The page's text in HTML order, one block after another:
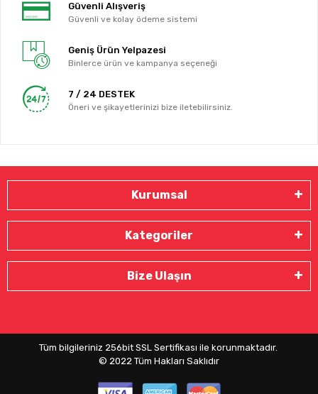
Güvenli Alışveriş
Güvenli ve kolay ödeme sistemi
Geniş Ürün Yelpazesi
Binlerce ürün ve kampanya seçeneği
7 / 24 DESTEK
Öneri ve şikayetlerinizi bize iletebilirsiniz.
Kurumsal
Kategoriler
Bize Ulaşın
Tüm bilgileriniz 256bit SSL Sertifikası ile korunmaktadır.
© 2022 Tüm Hakları Saklıdır